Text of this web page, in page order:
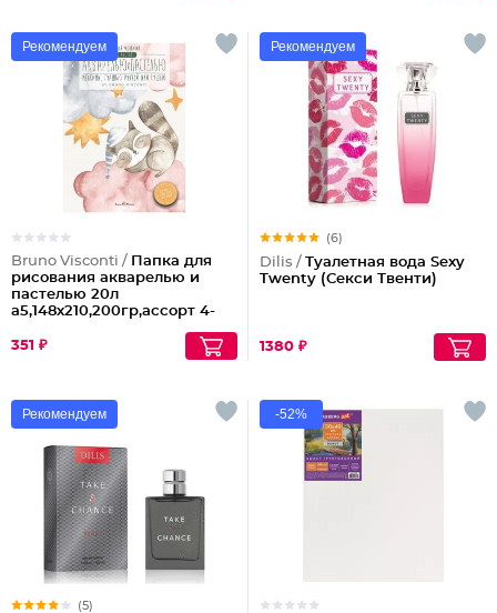
Рекомендуем
Bruno Visconti / Папка для
рисования акварелью и
пастелью 20л
а5,148х210,200гр,ассорт 4-
351 ₽
Рекомендуем
(6)
Dilis / Туалетная вода Sexy
Twenty (Секси Твенти)
1380 ₽
Рекомендуем
(5)
-52%